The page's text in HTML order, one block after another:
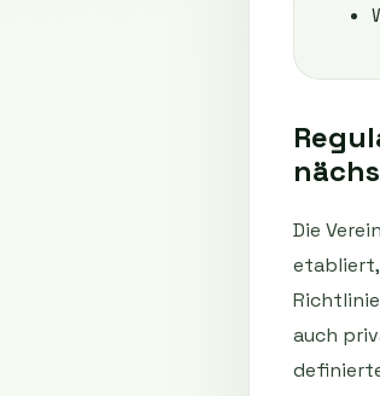
Die
etabliert,
auch